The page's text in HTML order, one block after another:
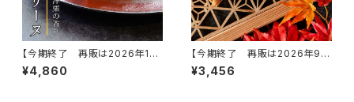
【今期終了 再販は2026年11
月頃】フランス栗のモンブランテ
リーヌ
¥4,860
【今期終了 再販は2026年9月
頃予定】濃厚マロンのバスク風
チーズケーキ
¥3,456